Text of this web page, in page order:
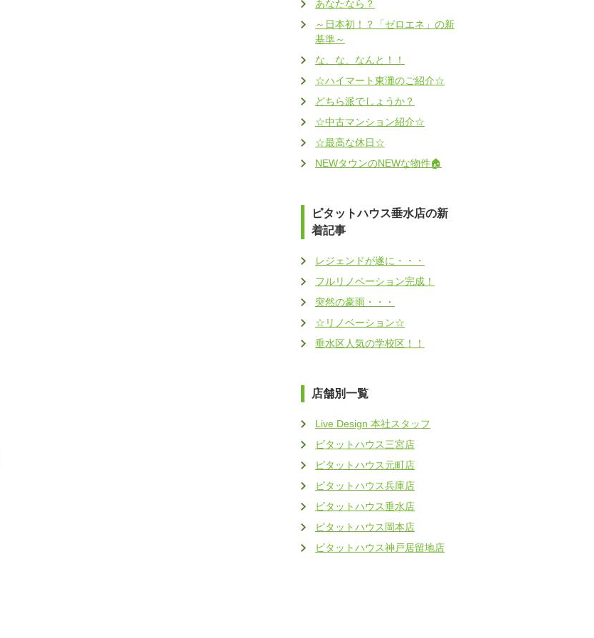
あなたなら？
～日本初！？「ゼロエネ」の新
基準～
な、な、なんと！！
☆ハイマート東灘のご紹介☆
どちら派でしょうか？
☆中古マンション紹介☆
☆最高な休日☆
NEWタウンのNEWな物件🏠
ピタットハウス垂水店の新
着記事
レジェンドが遂に・・・
フルリノベーション完成！
突然の豪雨・・・
☆リノベーション☆
垂水区人気の学校区！！
店舗別一覧
Live Design 本社スタッフ
ピタットハウス三宮店
ピタットハウス元町店
ピタットハウス兵庫店
ピタットハウス垂水店
ピタットハウス岡本店
ピタットハウス神戸居留地店